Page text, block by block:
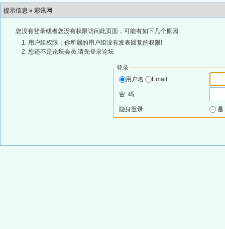
提示信息 » 彩讯网
您没有登录或者您没有权限访问此页面，可能有如下几个原因:
用户组权限：你所属的用户组没有发表回复的权限!
您还不是论坛会员,请先登录论坛
登录
用户名
Email
密 码
隐身登录